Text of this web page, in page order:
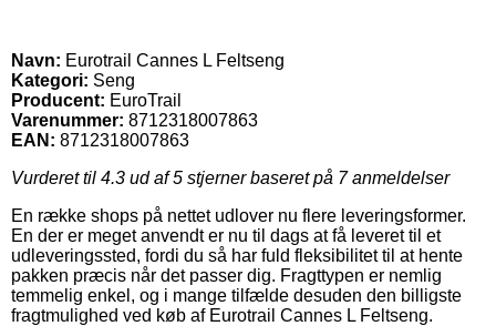
Navn: Eurotrail Cannes L Feltseng
Kategori: Seng
Producent: EuroTrail
Varenummer: 8712318007863
EAN: 8712318007863
Vurderet til 4.3 ud af 5 stjerner baseret på 7anmeldelser
En række shops på nettet udlover nu flere leveringsformer.
En der er meget anvendt er nu til dags at få leveret til et
udleveringssted, fordi du så har fuld fleksibilitet til at hente
pakken præcis når det passer dig. Fragttypen er nemlig
temmelig enkel, og i mange tilfælde desuden den billigste
fragtmulighed ved køb af Eurotrail Cannes L Feltseng.